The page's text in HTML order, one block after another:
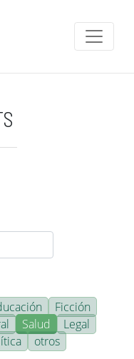
Ficción
Salud
Legal
otros